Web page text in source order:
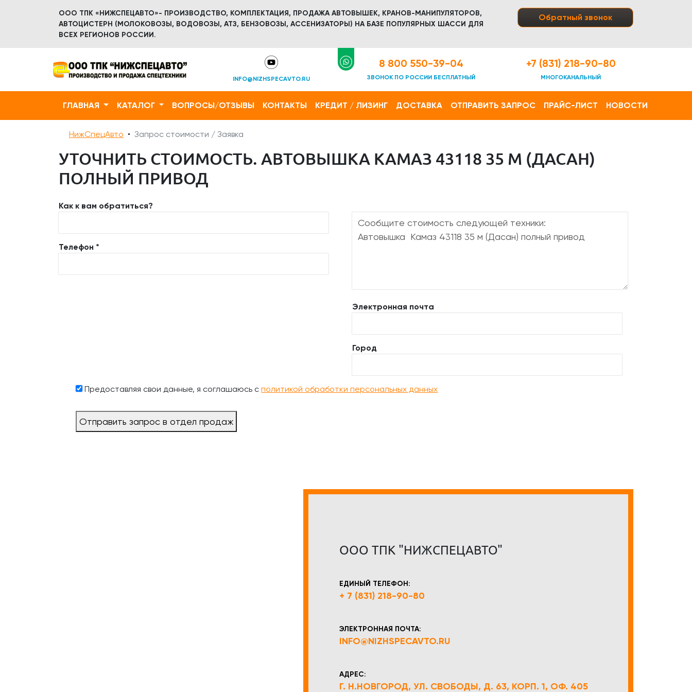
ООО ТПК «НИЖСПЕЦАВТО»- ПРОИЗВОДСТВО, КОМПЛЕКТАЦИЯ, ПРОДАЖА АВТОВЫШЕК, КРАНОВ-МАНИПУЛЯТОРОВ,
АВТОЦИСТЕРН (МОЛОКОВОЗЫ, ВОДОВОЗЫ, АТЗ, БЕНЗОВОЗЫ, АССЕНИЗАТОРЫ) НА БАЗЕ ПОПУЛЯРНЫХ ШАССИ ДЛЯ
ВСЕХ РЕГИОНОВ РОССИИ.
Обратный звонок
INFO@NIZHSPECAVTO.RU
8 800 550-39-04
ЗВОНОК ПО РОССИИ БЕСПЛАТНЫЙ
+7 (831) 218-90-80
МНОГОКАНАЛЬНЫЙ
ГЛАВНАЯ КАТАЛОГ ВОПРОСЫ/ОТЗЫВЫ КОНТАКТЫ КРЕДИТ / ЛИЗИНГ ДОСТАВКА ОТПРАВИТЬ ЗАПРОС ПРАЙС-ЛИСТ НОВОСТИ
НижСпецАвто Запрос стоимости / Заявка
УТОЧНИТЬ СТОИМОСТЬ. АВТОВЫШКА КАМАЗ 43118 35 М (ДАСАН)
ПОЛНЫЙ ПРИВОД
Как к вам обратиться?
Телефон *
Электронная почта
Город
Предоставляя свои данные, я соглашаюсь сполитикой обработки персональных данных
Отправить запрос в отдел продаж
ООО ТПК "НИЖСПЕЦАВТО"
ЕДИНЫЙ ТЕЛЕФОН:
+ 7 (831) 218-90-80
ЭЛЕКТРОННАЯ ПОЧТА:
INFO@NIZHSPECAVTO.RU
АДРЕС:
Г. Н.НОВГОРОД, УЛ. СВОБОДЫ, Д. 63, КОРП. 1, ОФ. 405